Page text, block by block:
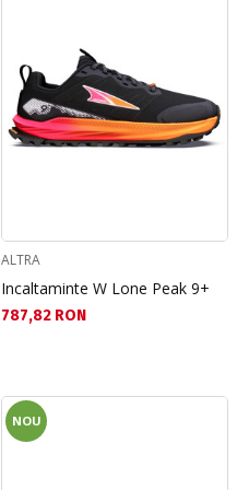
ALTRA
Incaltaminte W Lone Peak 9+
Текуща цена:
787,82 RON
NOU